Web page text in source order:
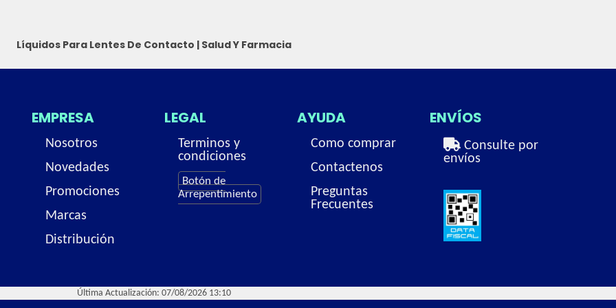
Líquidos Para Lentes De Contacto | Salud Y Farmacia
EMPRESA
Nosotros
Novedades
Promociones
Marcas
Distribución
LEGAL
Terminos y
condiciones
Botón de
Arrepentimiento
AYUDA
Como comprar
Contactenos
Preguntas
Frecuentes
ENVÍOS
Consulte por
envíos
Última Actualización: 07/08/2026 13:10